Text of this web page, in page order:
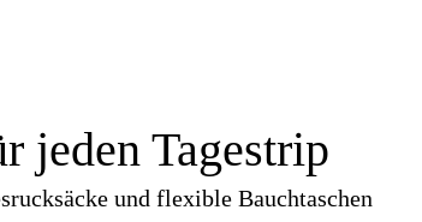
jeden Tagestrip
und flexible Bauchtaschen